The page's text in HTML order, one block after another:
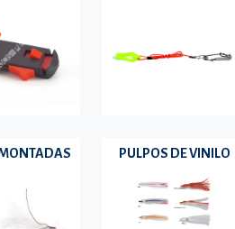
PULPOS DE VINILO